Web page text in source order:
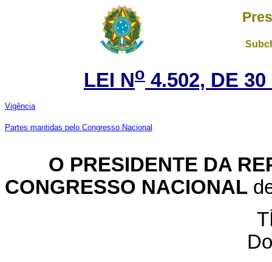
LEI No 4.502, DE
Vigência
Partes mantidas pelo Congresso Nacional
O PRESIDENTE DA
CONGRESSO NACIONAL